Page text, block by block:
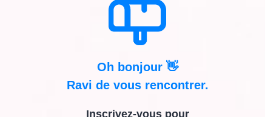
Oh bonjour 👋
Ravi de vous rencontrer.
Inscrivez-vous pour